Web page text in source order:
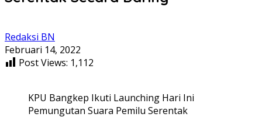
Redaksi BN
Februari 14, 2022
Post Views: 1,112
KPU Bangkep Ikuti Launching Hari Ini
Pemungutan Suara Pemilu Serentak